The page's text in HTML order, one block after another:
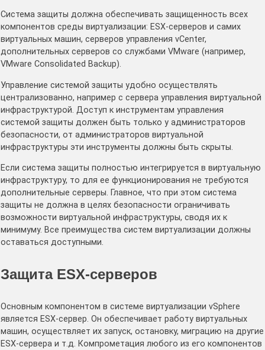
Система защиты должна обеспечивать защищенность всех
компонентов среды виртуализации: ESX-серверов и самих
виртуальных машин, серверов управления vCenter,
дополнительных серверов со службами VMware (например,
VMware Consolidated Backup).
Управление системой защиты удобно осуществлять
централизованно, например с сервера управления виртуальной
инфраструктурой. Доступ к инструментам управления
системой защиты должен быть только у администраторов
безопасности, от администраторов виртуальной
инфраструктуры эти инструменты должны быть скрыты.
Если система защиты полностью интегрируется в виртуальную
инфраструктуру, то для ее функционирования не требуются
дополнительные серверы. Главное, что при этом система
защиты не должна в целях безопасности ограничивать
возможности виртуальной инфраструктуры, сводя их к
минимуму. Все преимущества систем виртуализации должны
оставаться доступными.
Защита ESX-серверов
Основным компонентом в системе виртуализации vSphere
является ESX-сервер. Он обеспечивает работу виртуальных
машин, осуществляет их запуск, остановку, миграцию на другие
ESX-сервера и т.д. Компрометация любого из его компонентов